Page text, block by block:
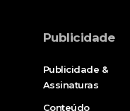
Publicidade
Publicidade &
Assinaturas
Conteúdo